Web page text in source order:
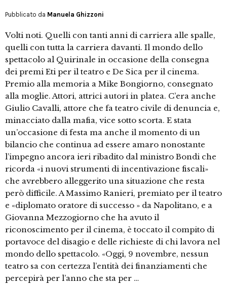
Pubblicato da Manuela Ghizzoni
Volti noti. Quelli con tanti anni di carriera alle spalle,
quelli con tutta la carriera davanti. Il mondo dello
spettacolo al Quirinale in occasione della consegna
dei premi Eti per il teatro e De Sica per il cinema.
Premio alla memoria a Mike Bongiorno, consegnato
alla moglie. Attori, attrici autori in platea. C’era anche
Giulio Cavalli, attore che fa teatro civile di denuncia e,
minacciato dalla mafia, vice sotto scorta. E stata
un’occasione di festa ma anche il momento di un
bilancio che continua ad essere amaro nonostante
l’impegno ancora ieri ribadito dal ministro Bondi che
ricorda «i nuovi strumenti di incentivazione fiscali»
che avrebbero alleggerito una situazione che resta
però difficile. A Massimo Ranieri, premiato per il teatro
e «diplomato oratore di successo » da Napolitano, e a
Giovanna Mezzogiorno che ha avuto il
riconoscimento per il cinema, è toccato il compito di
portavoce del disagio e delle richieste di chi lavora nel
mondo dello spettacolo. «Oggi, 9 novembre, nessun
teatro sa con certezza l’entità dei finanziamenti che
percepirà per l’anno che sta per …